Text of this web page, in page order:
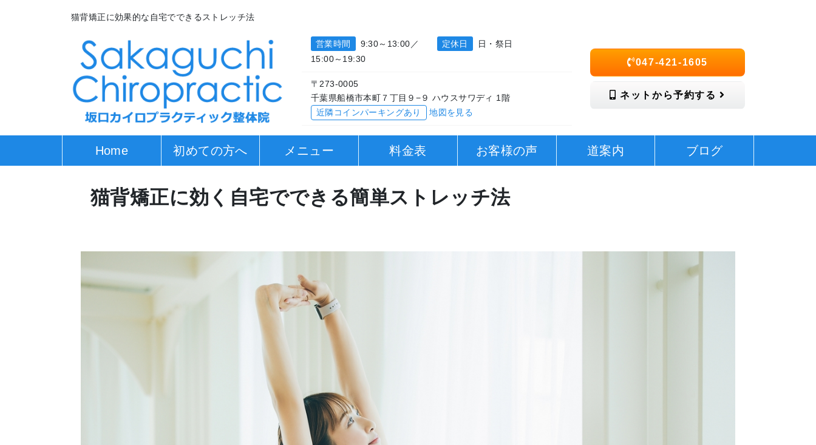
猫背矯正に効果的な自宅でできるストレッチ法
営業時間
9:30～13:00／
15:00～19:30
定休日 日・祭日
〒273-0005
千葉県船橋市本町７丁目９−９ ハウスサワディ 1階
近隣コインパーキングあり
地図を見る
047-421-1605
ネットから予約する
Home 初めての方へ メニュー 料金表 お客様の声 道案内 ブログ
猫背矯正に効く自宅でできる簡単ストレッチ法